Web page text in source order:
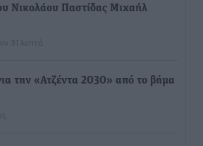
Νικολάου Παστίδας Μιχαήλ
31 λεπτά
την «Ατζέντα 2030» από το βήμα